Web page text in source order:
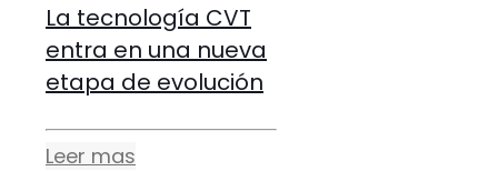
La tecnología CVT
entra en una nueva
etapa de evolución
Leer mas